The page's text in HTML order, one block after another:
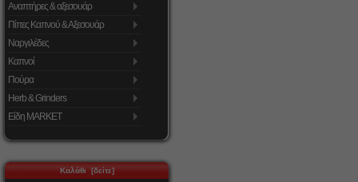
Αναπτήρες & αξεσουάρ
Πίπες Καπνού & Αξεσουάρ
Ναργιλέδες
Καπνοί
Πούρα
Herb & Grinders
Είδη MARKET
Καλάθι [δείτε]